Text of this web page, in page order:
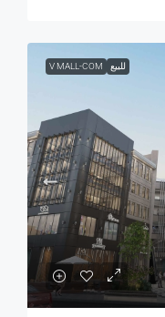
للبيع V MALL-COM